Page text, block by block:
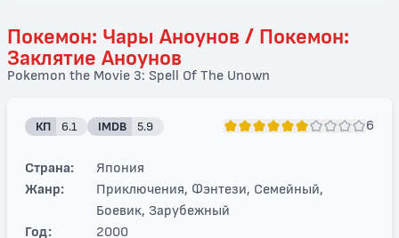
Покемон: Чары Аноунов / Покемон:
Заклятие Аноунов
Pokemon the Movie 3: Spell Of The Unown
КП 6.1 IMDB 5.9 6
Страна:
Япония
Жанр:
Приключения, Фэнтези, Семейный,
Боевик, Зарубежный
Год:
2000